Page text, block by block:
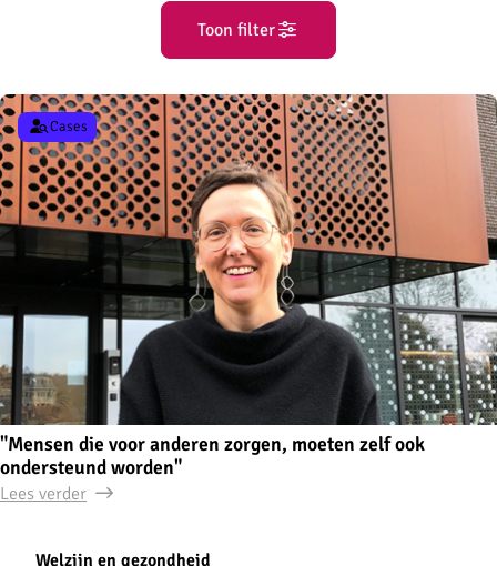
Toon filter
Welzijn en gezondheid
"Mensen die voor anderen zorgen, moeten zelf ook
ondersteund worden"
Cases
Lees verder